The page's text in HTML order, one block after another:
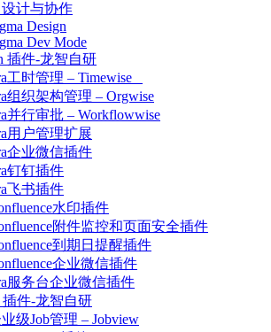
设计与协作
Design
Dev Mode
插件-龙智自研
工时管理 – Timewise
组织架构管理 – Orgwise
并行审批 – Workflowwise
用户管理扩展
企业微信插件
钉钉插件
飞书插件
水印插件
附件监控和页面安全插件
到期日提醒插件
企业微信插件
服务台企业微信插件
插件-龙智自研
级Job管理 – Jobview